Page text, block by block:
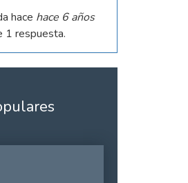
hace hace 6 años
1 respuesta.